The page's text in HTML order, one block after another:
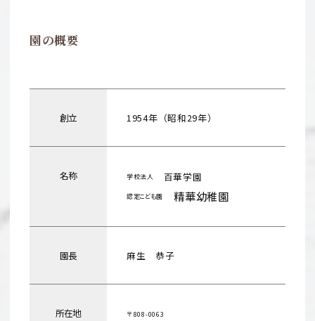
園の概要
創立 1954年（昭和29年）
名称 学校法人 百華学園
認定こども園 精華幼稚園
園長 麻生 恭子
所在地 〒808-0063